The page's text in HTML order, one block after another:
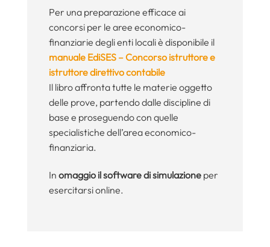
Per una preparazione efficace ai
concorsi per le aree economico-
finanziarie degli enti locali è disponibile il
manuale EdiSES – Concorso istruttore e
istruttore direttivo contabile
Il libro affronta tutte le materie oggetto
delle prove, partendo dalle discipline di
base e proseguendo con quelle
specialistiche dell’area economico-
finanziaria.
In omaggio il software di simulazioneper
esercitarsi online.